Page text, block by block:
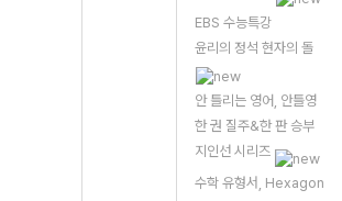
EBS 수능특강
윤리의 정석 현자의 돌
안 틀리는 영어, 안틀영
한 권 질주&한 판 승부
지인선 시리즈
수학 유형서, Hexagon